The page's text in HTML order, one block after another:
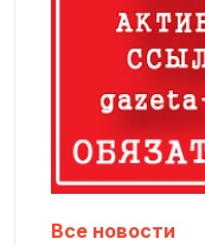
Все новости